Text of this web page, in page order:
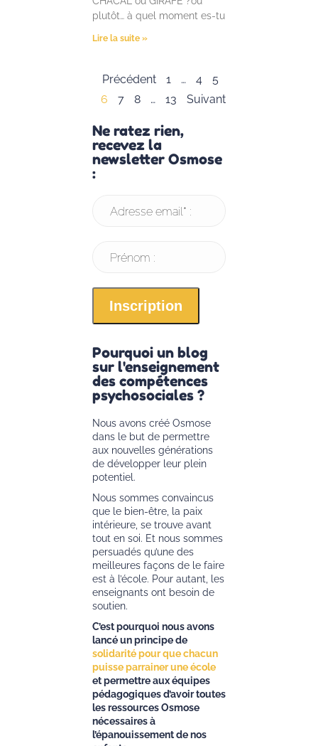
plutôt… à quel moment es-tu
Lire la suite »
Précédent 1 … 4
5
6
7 8 … 13 Suivant
Ne ratez rien,
recevez la
newsletter Osmose
:
Adresse email* :
Prénom :
Pourquoi un blog
sur l'enseignement
des compétences
psychosociales ?
Nous avons créé Osmose
dans le but de permettre
aux nouvelles générations
de développer leur plein
potentiel.
Nous sommes convaincus
que le bien-être, la paix
intérieure, se trouve avant
tout en soi. Et nous sommes
persuadés qu’une des
meilleures façons de le faire
est à l’école. Pour autant, les
enseignants ont besoin de
soutien.
C’est pourquoi nous avons
lancé un principe de
solidarité pour que chacun
puisse parrainer une école
et permettre aux équipes
pédagogiques d’avoir toutes
les ressources Osmose
nécessaires à
l’épanouissement de nos